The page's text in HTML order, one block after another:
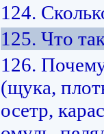
124.
125. Что
126.
(щука,
осетр,